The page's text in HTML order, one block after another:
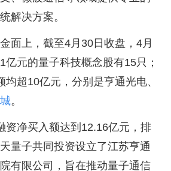
解决方案。
面上，截至4月30日收盘，4月
亿元的量子科技概念股有15只；
均超10亿元，分别是亨通光电、
。
资净买入额达到12.16亿元，排
量子共同投资设立了江苏亨通
有限公司，旨在推动量子通信